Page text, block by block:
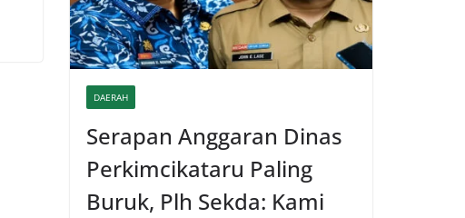
DAERAH
Serapan Anggaran Dinas
Perkimcikataru Paling
Buruk, Plh Sekda: Kami